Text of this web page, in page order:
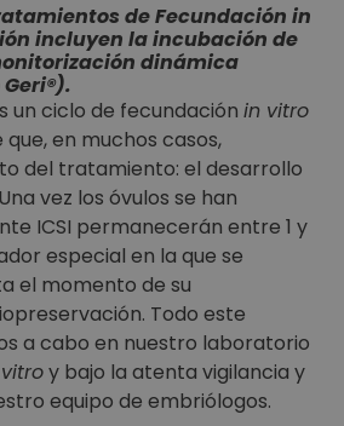
de Fecundación in
incluyen la incubación de
dinámica
un ciclo de fecundación in vitro
en muchos casos,
del tratamiento: el desarrollo
vez los óvulos se han
ICSI permanecerán entre 1 y
especial en la que se
el momento de su
Todo este
a cabo en nuestro laboratorio
y bajo la atenta vigilancia y
equipo de embriólogos.